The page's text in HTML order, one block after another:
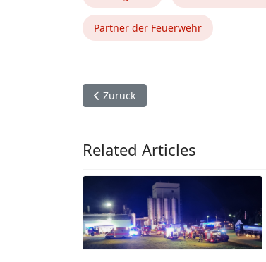
Partner der Feuerwehr
Vorheriger Beitrag: Samtgemeinde
Zurück
Related Articles